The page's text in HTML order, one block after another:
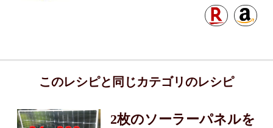
このレシピと同じカテゴリのレシピ
2枚のソーラーパネルを